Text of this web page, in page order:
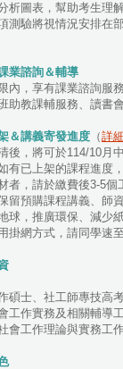
析圖表，幫助考生理
測驗將視情況安排在
業諮詢＆輔導
內，享有課業諮詢服
助教課輔服務、讀書
＆講義寄發進度 （詳
後，將可於114/10月
有已上架的課程進度
者，請於繳費後3-5
留預購課程講義、師
球，推廣環保、減少
掛網方式，請同學速
碩士、社工師專技高
工作實務及相關輔導
會工作理論與實務工